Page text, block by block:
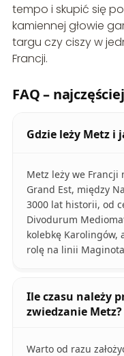
tempo i skupić się
kamiennej głowie
targu czy ciszy w
Francji.
FAQ –
Gdzie leży Metz i
Metz leży we Francji
Grand Est, między
3000 lat historii, od
Divodurum
kolebkę Karolingów,
rolę na linii
Ile czasu należy
zwiedzanie Metz?
Warto od razu